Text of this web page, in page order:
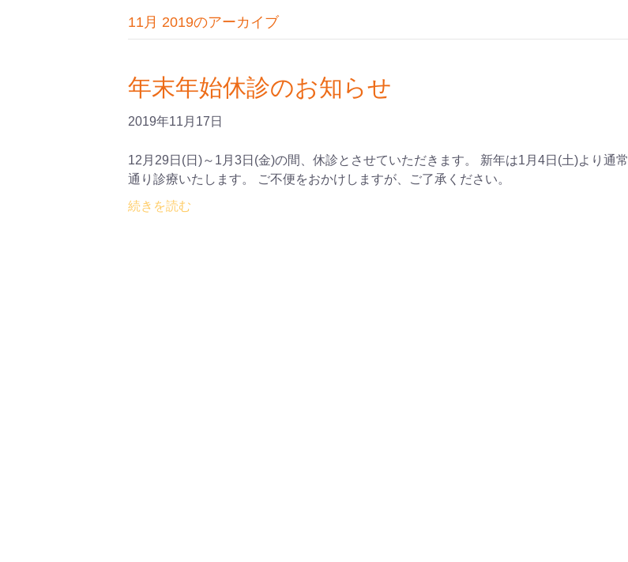
11月 2019のアーカイブ
年末年始休診のお知らせ
2019年11月17日
12月29日(日)～1月3日(金)の間、休診とさせていただきます。 新年は1月4日(土)より通常
通り診療いたします。 ご不便をおかけしますが、ご了承ください。
続きを読む